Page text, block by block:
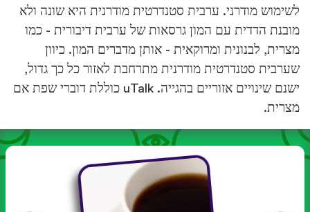
לשימוש מודרני. ערבית סטנדרטית מודרנית היא שונה ולא
מובנת הדדית עם המון גרסאות של ערבית דיבורית - כמו
מצרית, לבנונית ומרוקאית - אותן מדברים המון. כיוון
שערבית סטנדרטית מודרנית מתרחבת לאזור כל כך גדול,
ישנם שינויים אזוריים בהגייה. uTalk כוללת דוברי שפת אם
מצרית.